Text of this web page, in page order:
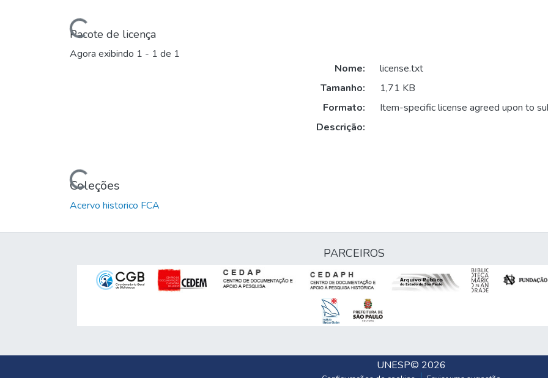
Carregando...Pacote de licença
Agora exibindo 1 - 1 de 1
Carregando...
Nome:
license.txt
Tamanho:
1,71 KB
Formato:
Item-specific license agreed upon to
Descrição:
Coleções
Acervo historico FCA
PARCEIROS
UNESP© 2026